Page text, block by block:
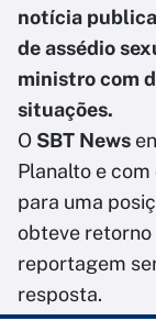
notícia
de assédio
ministro com
situações.
O SBT News
Planalto e
para uma
obteve
reportagem
resposta.